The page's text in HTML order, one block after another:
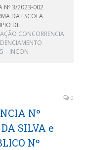
Nº 3/2023-002
DA ESCOLA
DE
CONCORRENCIA
– INCON
Nº
SILVA e
Nº
0